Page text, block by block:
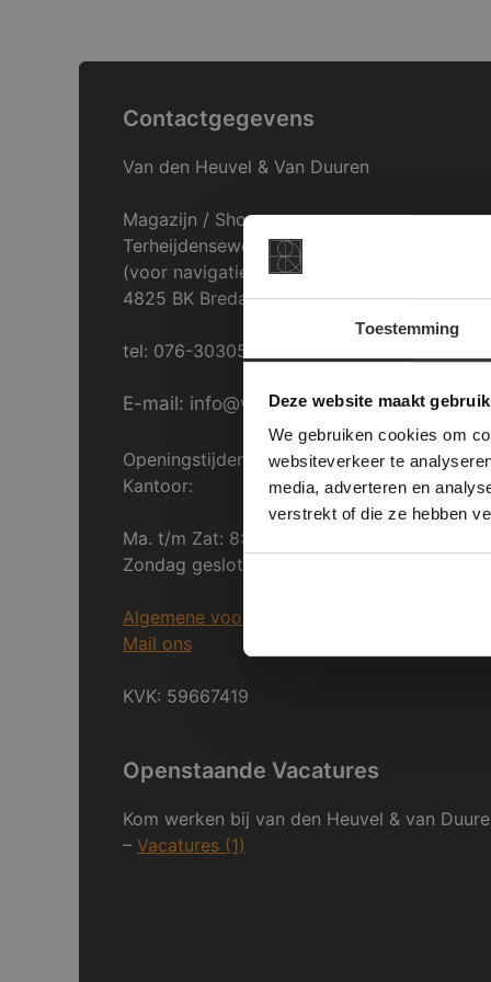
Toestemming
Deze website maakt
We gebruiken cookies om
websiteverkeer te
media, adverteren en
verstrekt of die ze hebben
Contactgegevens
Van den Heuvel & Van Duuren
Magazijn / Showroom:
Terheijdenseweg 469
(voor navigatie: Hazepad 17)
4825 BK Breda
tel: 076-3030554
E-mail: info@vdh-vd.nl
Openingstijden Breda:
Kantoor:
Ma. t/m Zat: 8:30 tot 17:00
Zondag gesloten.
Algemene voorwaarden
Mail ons
KVK: 59667419
Openstaande Vacatures
Kom werken bij van den Heuvel & van
– Vacatures (1)
Deze
onze